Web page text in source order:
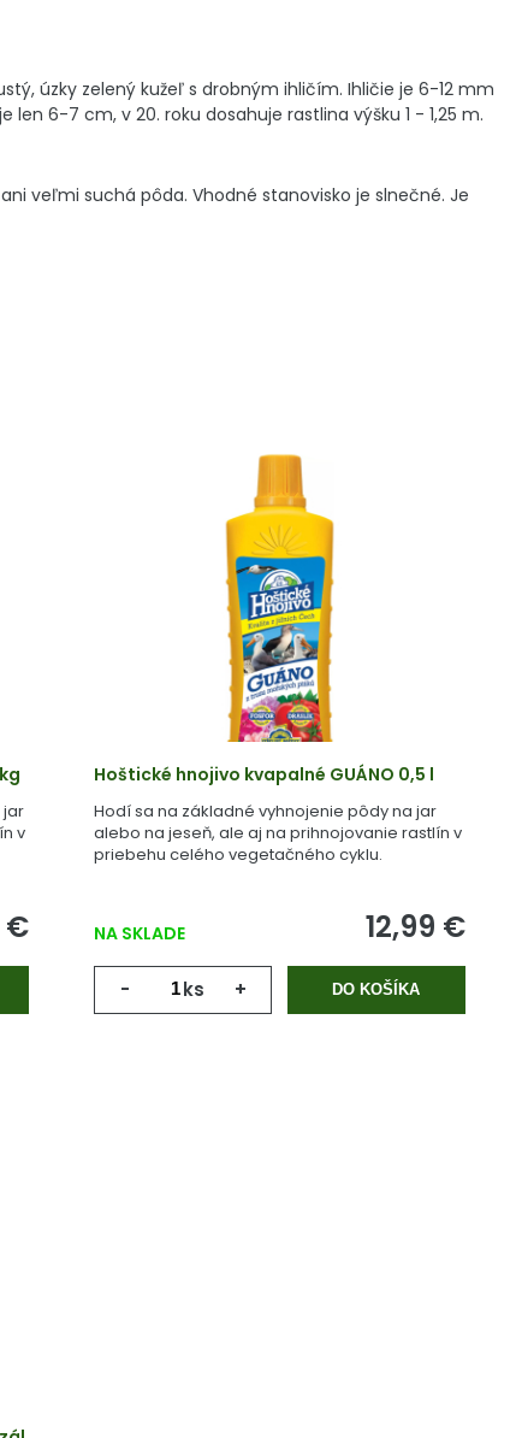
úzky zelený kužeľ s drobným ihličím. Ihličie je 6-12 mm
6-7 cm, v 20. roku dosahuje rastlina výšku 1 - 1,25 m.
veľmi suchá pôda. Vhodné stanovisko je slnečné. Je
jar
v
€
Hoštické hnojivo kvapalné GUÁNO 0,5 l
Hodí sa na základné vyhnojenie pôdy na jar
alebo na jeseň, ale aj na prihnojovanie rastlín v
priebehu celého vegetačného cyklu.
NA SKLADE 12,99 €
- ks + DO KOŠÍKA